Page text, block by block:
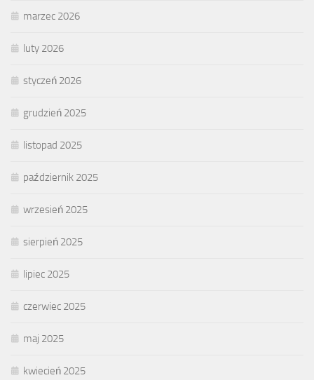
marzec 2026
luty 2026
styczeń 2026
grudzień 2025
listopad 2025
październik 2025
wrzesień 2025
sierpień 2025
lipiec 2025
czerwiec 2025
maj 2025
kwiecień 2025